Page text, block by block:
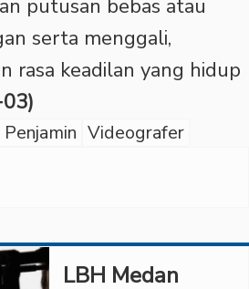
putusan bebas atau
serta menggali,
rasa keadilan yang hidup
Penjamin Videografer
LBH Medan